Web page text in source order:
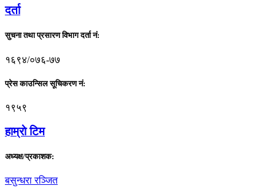
दर्ता
सुचना तथा प्रसारण विभाग दर्ता नं:
१६९४/०७६-७७
प्रेस काउन्सिल सूचिकरण नं:
१९५९
हाम्राे टिम
अध्यक्ष/प्रकाशक:
बसुन्धरा रञ्जित